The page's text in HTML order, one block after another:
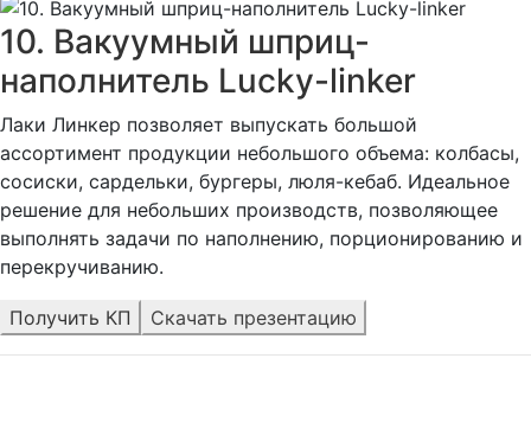
10. Вакуумный шприц-
наполнитель Lucky-linker
Лаки Линкер позволяет выпускать большой
ассортимент продукции небольшого объема: колбасы,
сосиски, сардельки, бургеры, люля-кебаб. Идеальное
решение для небольших производств, позволяющее
выполнять задачи по наполнению, порционированию и
перекручиванию.
Получить КП Скачать презентацию